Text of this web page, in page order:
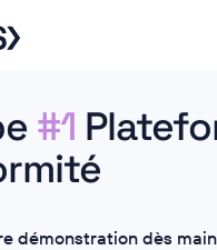
#1
démonstration dès